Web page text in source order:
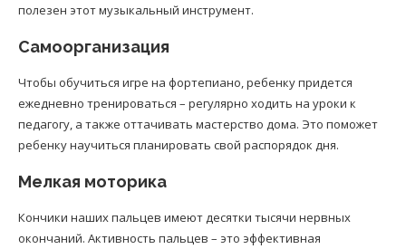
полезен этот музыкальный инструмент.
Самоорганизация
Чтобы обучиться игре на фортепиано, ребенку придется
ежедневно тренироваться – регулярно ходить на уроки к
педагогу, а также оттачивать мастерство дома. Это поможет
ребенку научиться планировать свой распорядок дня.
Мелкая моторика
Кончики наших пальцев имеют десятки тысячи нервных
окончаний. Активность пальцев – это эффективная